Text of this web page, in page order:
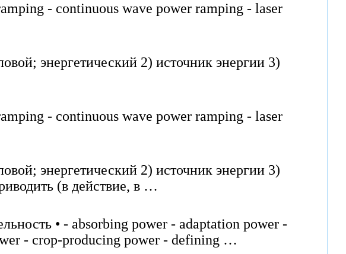
- continuous wave power ramping - laser
энергетический 2) источник энергии 3)
- continuous wave power ramping - laser
энергетический 2) источник энергии 3)
(в действие, в …
• - absorbing power - adaptation power -
- crop-producing power - defining …